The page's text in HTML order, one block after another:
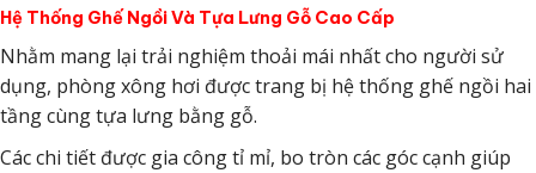
Hệ Thống Ghế Ngồi Và Tựa Lưng Gỗ Cao Cấp
Nhằm mang lại trải nghiệm thoải mái nhất cho người sử
dụng, phòng xông hơi được trang bị hệ thống ghế ngồi hai
tầng cùng tựa lưng bằng gỗ.
Các chi tiết được gia công tỉ mỉ, bo tròn các góc cạnh giúp